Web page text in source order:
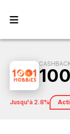
jusqu'à 2.8%